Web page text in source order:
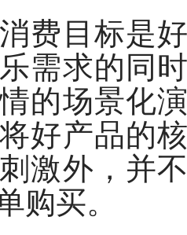
费目标是
需求的同
的场景化
好产品的
激外，并
购买。